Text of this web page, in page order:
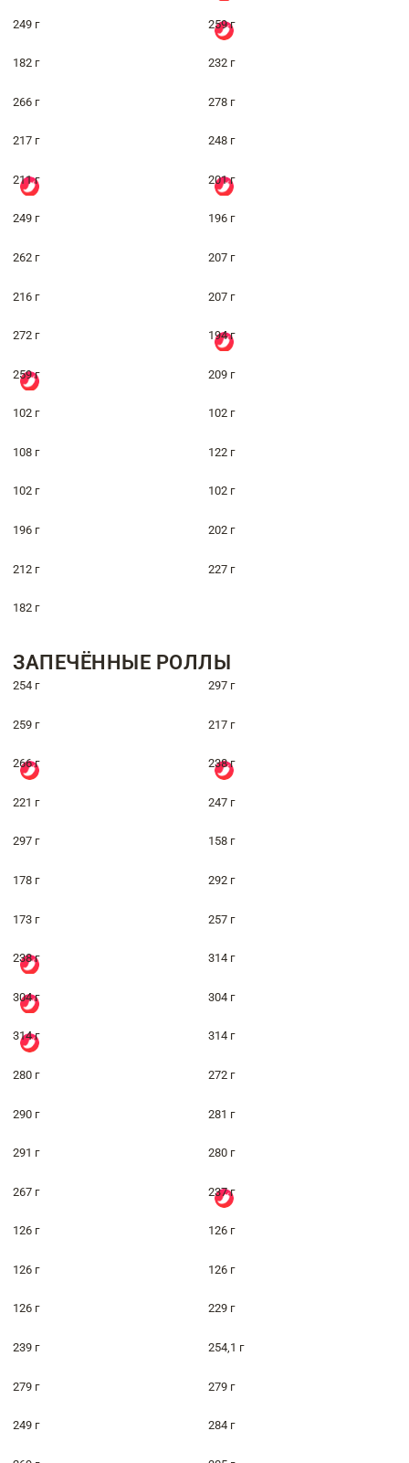
249 г 259 г
182 г 232 г
266 г 278 г
217 г 248 г
211 г 201 г
249 г 196 г
262 г 207 г
216 г 207 г
272 г 194 г
259 г 209 г
102 г 102 г
108 г 122 г
102 г 102 г
196 г 202 г
212 г 227 г
182 г
ЗАПЕЧЁННЫЕ РОЛЛЫ
254 г 297 г
259 г 217 г
266 г 238 г
221 г 247 г
297 г 158 г
178 г 292 г
173 г 257 г
238 г 314 г
304 г 304 г
314 г 314 г
280 г 272 г
290 г 281 г
291 г 280 г
267 г 237 г
126 г 126 г
126 г 126 г
126 г 229 г
239 г 254,1 г
279 г 279 г
249 г 284 г